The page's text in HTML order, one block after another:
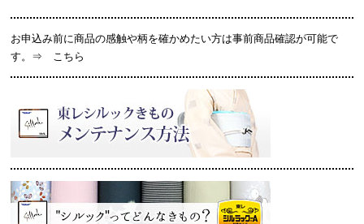
お申込み前に商品の感触や柄を確かめたい方は事前商品確認が可能で
す。⇒
こちら